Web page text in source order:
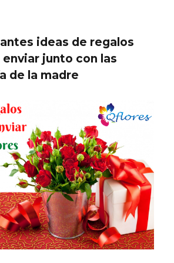
ideas de regalos
junto con las
de la madre